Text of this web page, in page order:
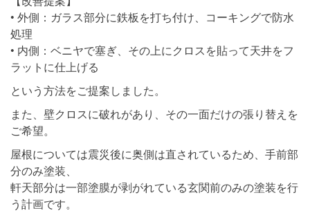
• 外側：ガラス部分に鉄板を打ち付け、コーキングで防水
処理
• 内側：ベニヤで塞ぎ、その上にクロスを貼って天井をフ
ラットに仕上げる
という方法をご提案しました。
また、壁クロスに破れがあり、その一面だけの張り替えを
ご希望。
屋根については震災後に奥側は直されているため、手前部
分のみ塗装、
軒天部分は一部塗膜が剥がれている玄関前のみの塗装を行
う計画です。